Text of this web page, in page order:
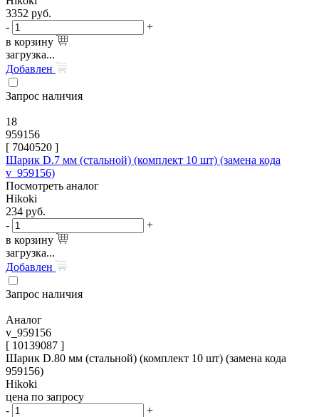
3352 руб.
-
+
в корзину
загрузка...
Добавлен
Запрос наличия
18
959156
[ 7040520 ]
Шарик D.7 мм (стальной) (комплект 10 шт) (замена кода
v_959156)
Посмотреть аналог
Hikoki
234 руб.
-
+
в корзину
загрузка...
Добавлен
Запрос наличия
Аналог
v_959156
[ 10139087 ]
Шарик D.80 мм (стальной) (комплект 10 шт) (замена кода
959156)
Hikoki
цена по запросу
-
+